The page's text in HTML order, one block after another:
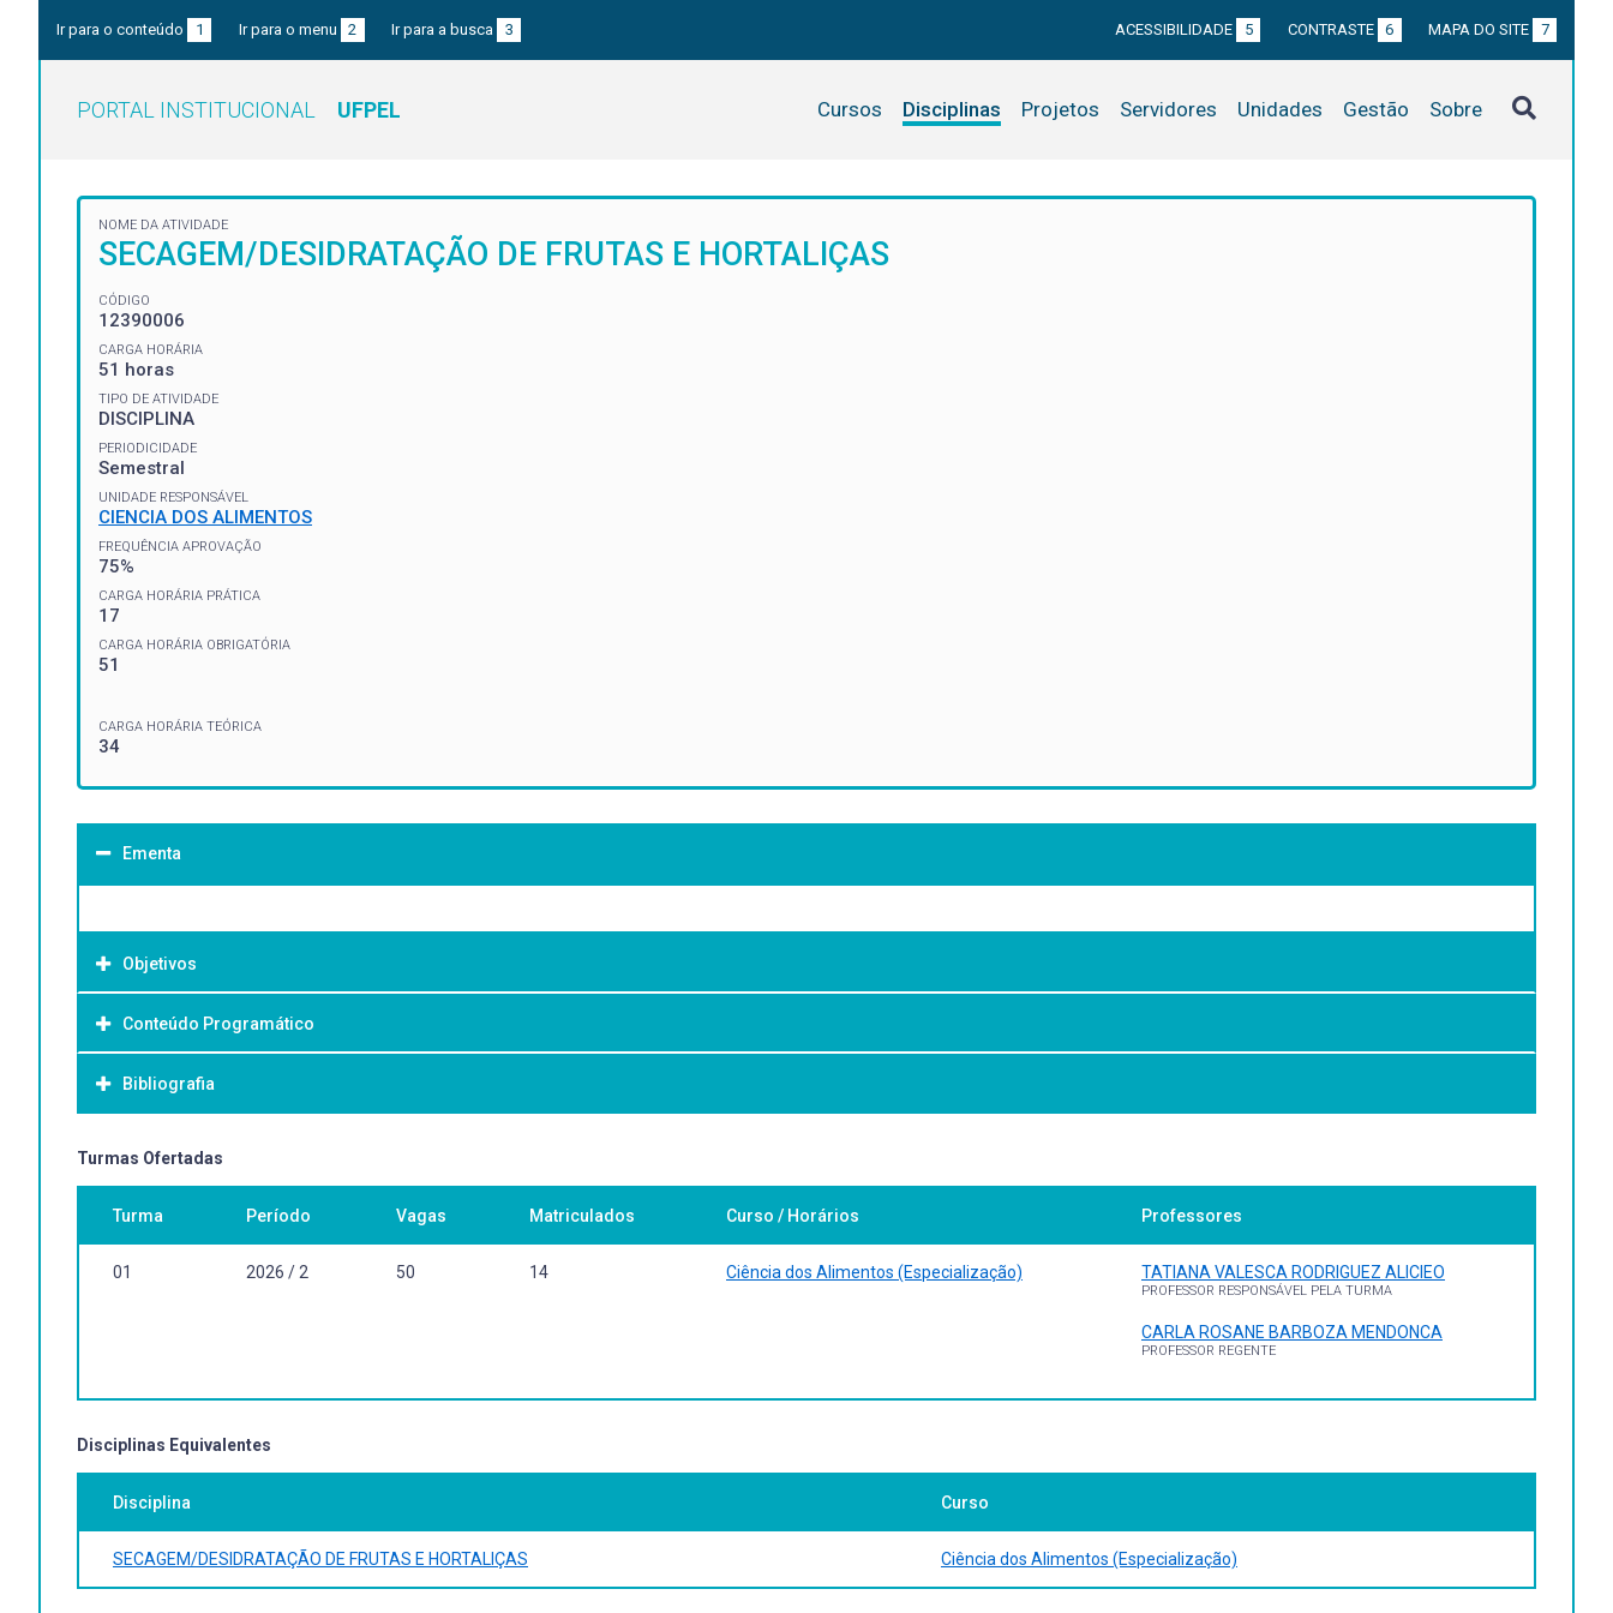
Ir para o conteúdo 1 Ir para o menu 2 Ir para a busca 3 ACESSIBILIDADE 5 CONTRASTE 6 MAPA DO SITE 7
PORTAL INSTITUCIONAL UFPEL Cursos Disciplinas Projetos Servidores Unidades Gestão Sobre
NOME DA ATIVIDADE
SECAGEM/DESIDRATAÇÃO DE FRUTAS E HORTALIÇAS
CÓDIGO
12390006
CARGA HORÁRIA
51 horas
TIPO DE ATIVIDADE
DISCIPLINA
PERIODICIDADE
Semestral
UNIDADE RESPONSÁVEL
CIENCIA DOS ALIMENTOS
FREQUÊNCIA APROVAÇÃO
75%
CARGA HORÁRIA PRÁTICA
17
CARGA HORÁRIA OBRIGATÓRIA
51
CARGA HORÁRIA TEÓRICA
34
Ementa
Objetivos
Objetivo Geral:
Conteúdo Programático
Bibliografia
Bibliografia Básica:
Turmas Ofertadas
Turma Período Vagas Matriculados Curso / Horários Professores
01 2026 / 2 50 14 Ciência dos Alimentos (Especialização) TATIANA VALESCA RODRIGUEZ ALICIEO
PROFESSOR RESPONSÁVEL PELA TURMA
CARLA ROSANE BARBOZA MENDONCA
PROFESSOR REGENTE
Disciplinas Equivalentes
Disciplina Curso
SECAGEM/DESIDRATAÇÃO DE FRUTAS E HORTALIÇAS Ciência dos Alimentos (Especialização)